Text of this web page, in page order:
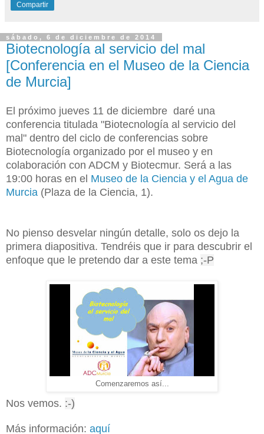
Compartir
sábado, 6 de diciembre de 2014
Biotecnología al servicio del mal
[Conferencia en el Museo de la Ciencia
de Murcia]
El próximo jueves 11 de diciembre daré una
conferencia titulada "Biotecnología al servicio del
mal" dentro del ciclo de conferencias sobre
Biotecnología organizado por el museo y en
colaboración con ADCM y Biotecmur. Será a las
19:00 horas en el Museo de la Ciencia y el Agua de
Murcia (Plaza de la Ciencia, 1).
No pienso desvelar ningún detalle, solo os dejo la
primera diapositiva. Tendréis que ir para descubrir el
enfoque que le pretendo dar a este tema ;-P
Comenzaremos así...
Nos vemos. :-)
Más información: aquí